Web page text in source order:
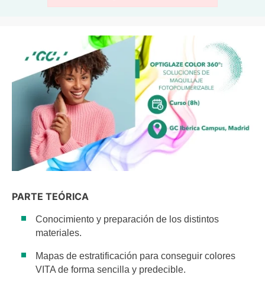
PARTE TEÓRICA
Conocimiento y preparación de los distintos
materiales.
Mapas de estratificación para conseguir colores
VITA de forma sencilla y predecible.